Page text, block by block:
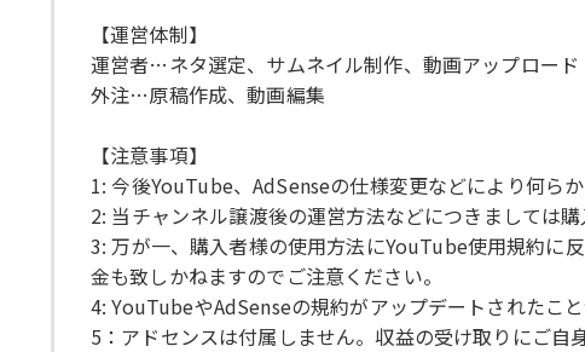
【運営体制】
運営者…ネタ選定、サムネイル制作、動画アップロード
外注…原稿作成、動画編集
【注意事項】
1: 今後YouTube、AdSenseの仕様変更などにより何ら
2: 当チャンネル譲渡後の運営方法などにつきましては購
3: 万が一、購入者様の使用方法にYouTube使用規約に
金も致しかねますのでご注意ください。
4: YouTubeやAdSenseの規約がアップデートされたこ
5：アドセンスは付属しません。収益の受け取りにご自